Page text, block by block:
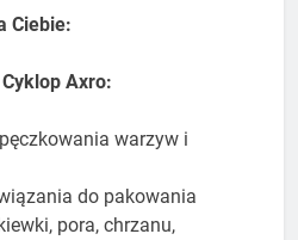
Ciebie:
Axro:
warzyw i
do pakowania
pora, chrzanu,